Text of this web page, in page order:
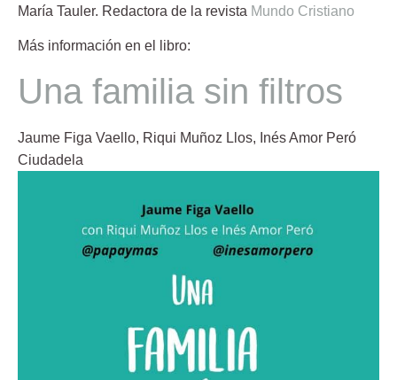
María Tauler. Redactora de la revista Mundo Cristiano
Más información en el libro:
Una familia sin filtros
Jaume Figa Vaello, Riqui Muñoz Llos, Inés Amor Peró
Ciudadela